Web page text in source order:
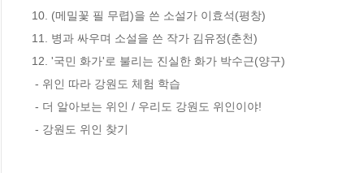
10. (메밀꽃 필 무렵)을 쓴 소설가 이효석(평창)
11. 병과 싸우며 소설을 쓴 작가 김유정(춘천)
12. '국민 화가'로 불리는 진실한 화가 박수근(양구)
- 강원도 위인 찾기